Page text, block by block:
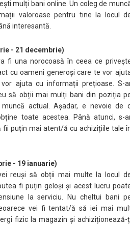
mulți bani online. Un coleg de
valoroase pentru tine la locul
interesantă.
- 21 decembrie)
fi una norocoasă în ceea ce
cu oameni generoși care te vor
ajuta cu informații prețioase. S-
să obții mai mulți bani din poziția
actual. Așadar, e nevoie de
toate acestea. Până atunci, s-
fii puțin mai atent/ă cu achizițiile tale
- 19 ianuarie)
reuși să obții mai multe la locul
fi puțin geloși și acest lucru
la serviciu. Nu cheltui bani
vei fi tentat/ă să iei mai
fizic la magazin și achiziționează-